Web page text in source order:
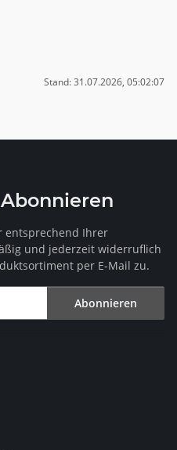
Stand: 31.07.2026, 05:02:07
entsprechend Ihrer
und jederzeit widerruflich
per E-Mail zu.
Abonnieren